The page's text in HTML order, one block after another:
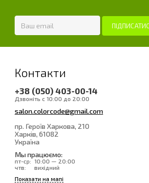
Контакти
+38 (050) 403-00-14
Дзвоніть с 10:00 до 20:00
salon.colorcode@gmail.com
пр. Героїв Харкова, 210
Харків, 61082
Україна
Мы працюємо:
пт-ср: 10:00 — 20:00
чтв:
вихідний
Показати на мапі